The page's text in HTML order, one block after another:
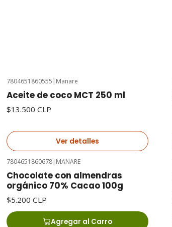
7804651860555 | Manare
Aceite de coco MCT 250 ml
$13.500 CLP
Ver detalles
7804651860678| MANARE
Chocolate con almendras
orgánico 70% Cacao 100g
$5.200 CLP
Agregar al Carro